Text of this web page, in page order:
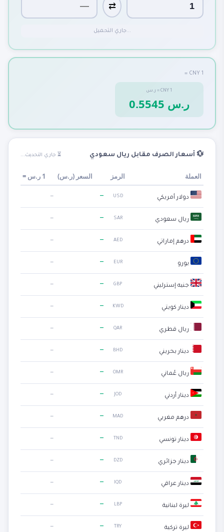
⇄
جاري التحميل...
1 CNY =
1
CNY
= ر.س
0.5545 ر.س
💱 أسعار الصرف مقابل ريال سعودي ⏳ جاري التحديث...
العملة الرمز السعر (ر.س)
1 ر.س =
دولار أمريكي USD
—
—
ريال سعودي SAR
—
—
درهم إماراتي AED
—
—
يورو EUR
—
—
جنيه إسترليني GBP
—
—
دينار كويتي KWD
—
—
ريال قطري QAR
—
—
دينار بحريني BHD
—
—
ريال عُماني OMR
—
—
دينار أردني JOD
—
—
درهم مغربي MAD
—
—
دينار تونسي TND
—
—
دينار جزائري DZD
—
—
دينار عراقي IQD
—
—
ليرة لبنانية LBP
—
—
ليرة تركية TRY
—
—